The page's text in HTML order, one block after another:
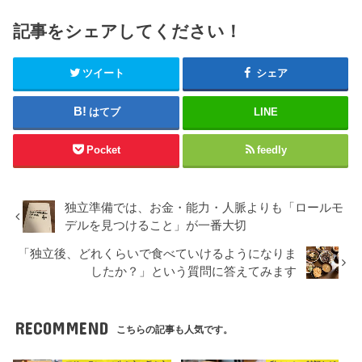
記事をシェアしてください！
ツイート シェア
はてブ LINE
Pocket feedly
独立準備では、お金・能力・人脈よりも「ロールモ
デルを見つけること」が一番大切
「独立後、どれくらいで食べていけるようになりま
したか？」という質問に答えてみます
RECOMMEND こちらの記事も人気です。